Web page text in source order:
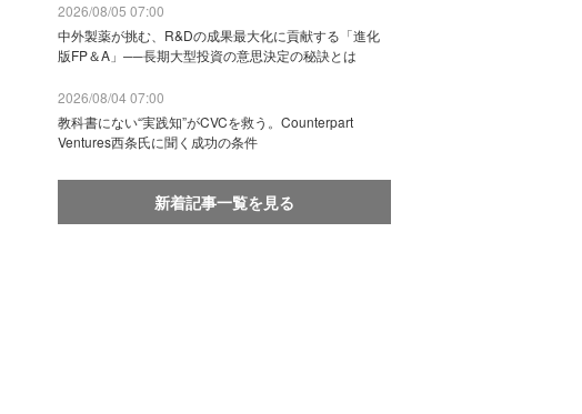
2026/08/05 07:00
中外製薬が挑む、R&Dの成果最大化に貢献する「進化
版FP＆A」──長期大型投資の意思決定の秘訣とは
2026/08/04 07:00
教科書にない“実践知”がCVCを救う。Counterpart
Ventures西条氏に聞く成功の条件
新着記事一覧を見る